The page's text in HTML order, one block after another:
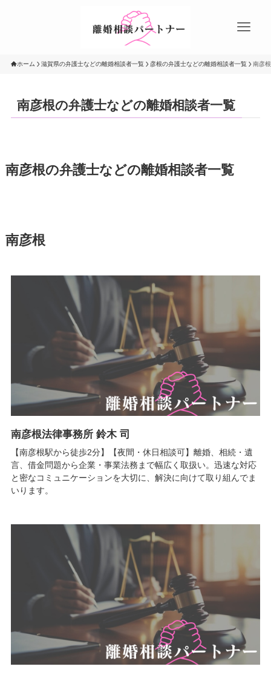
ホーム 滋賀県の弁護士などの離婚相談者一覧 彦根の弁護士などの離婚相談者一覧 南彦
南彦根の弁護士などの離婚相談者一覧
南彦根の弁護士などの離婚相談者一覧
南彦根
南彦根法律事務所 鈴木 司
【南彦根駅から徒歩2分】【夜間・休日相談可】離婚、相続・遺
言、借金問題から企業・事業法務まで幅広く取扱い。迅速な対応
と密なコミュニケーションを大切に、解決に向けて取り組んでま
いります。